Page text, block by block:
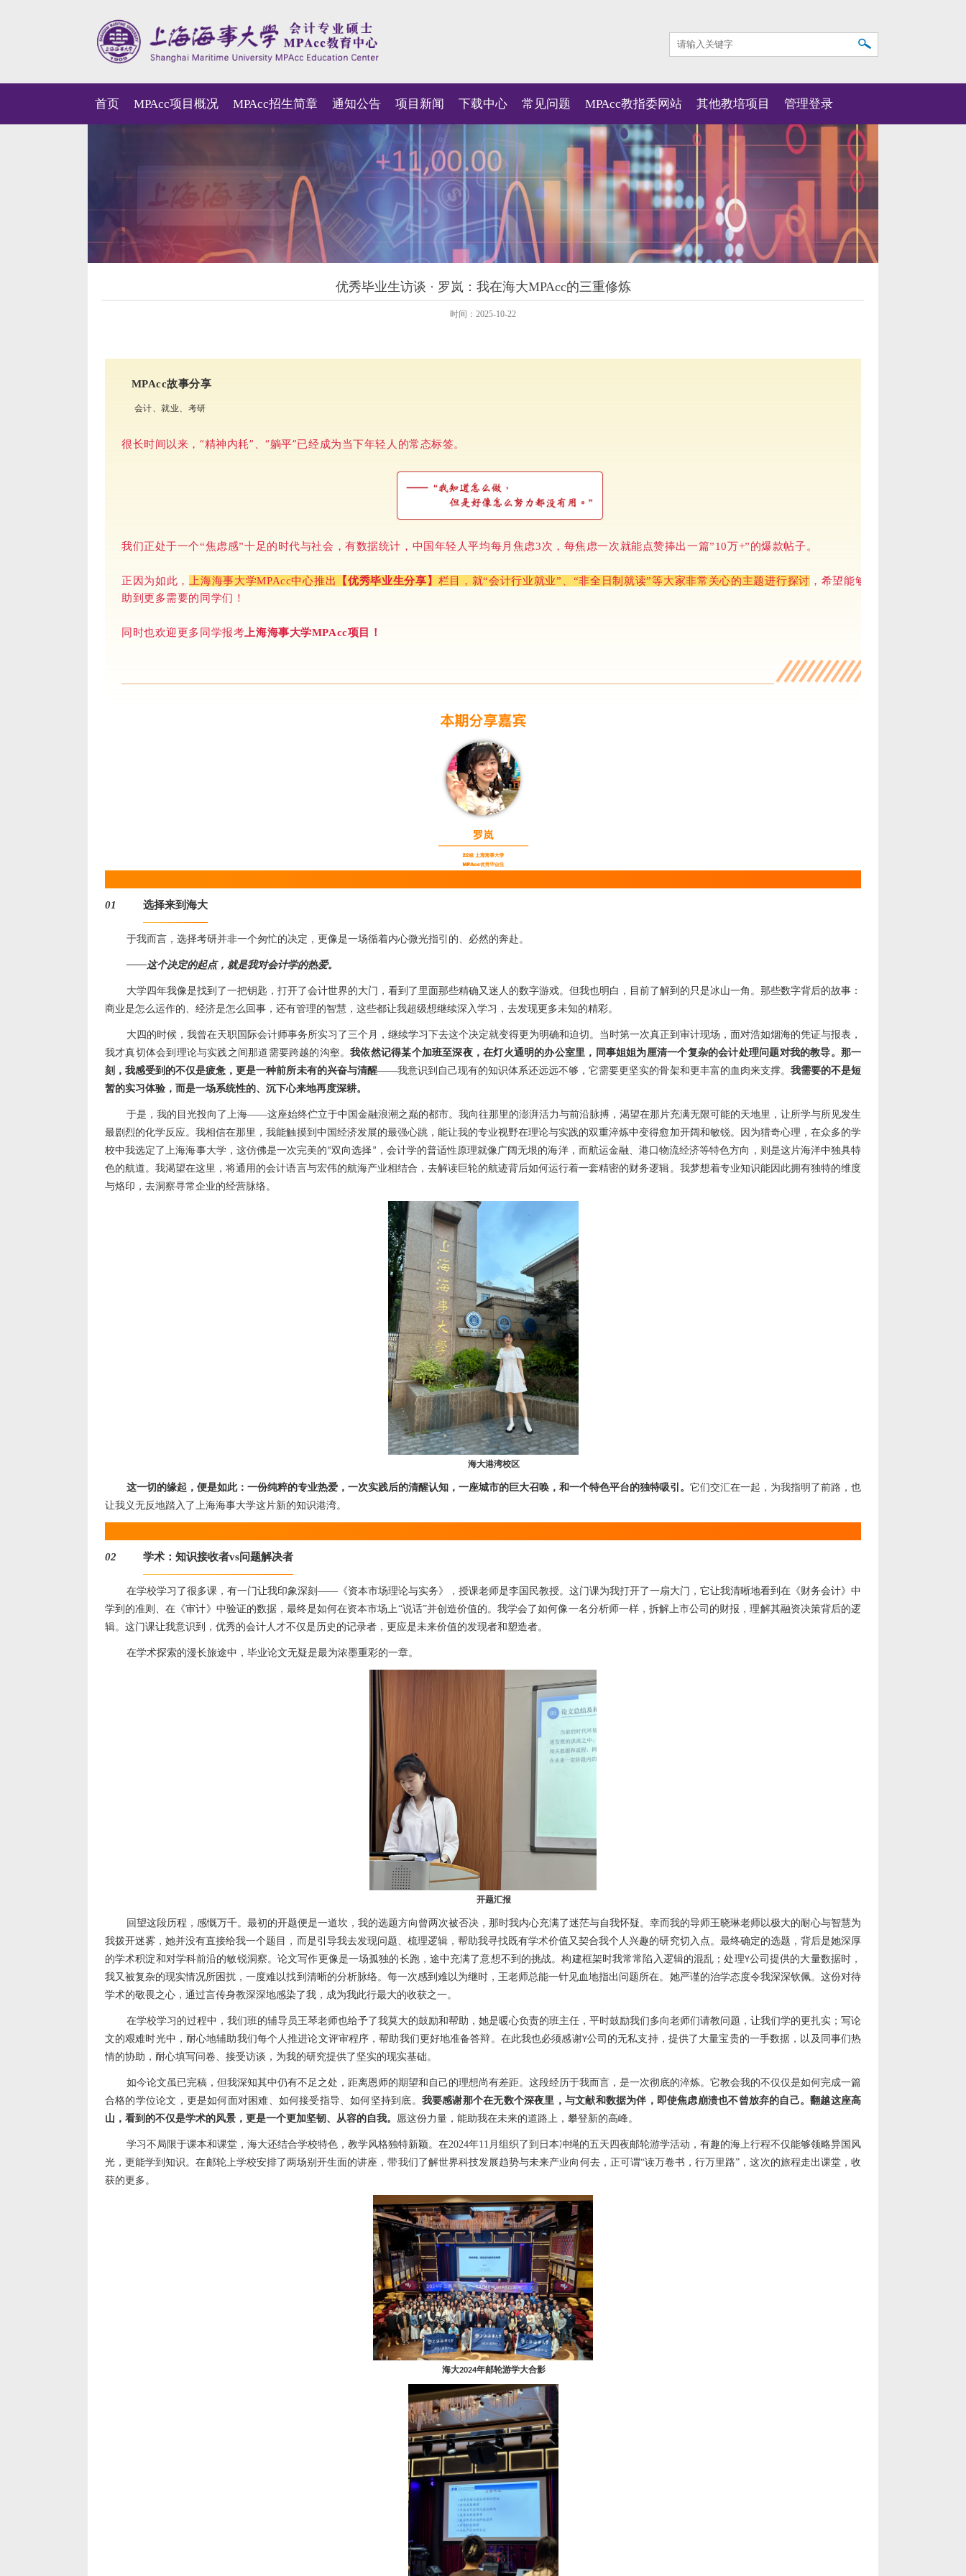
首页 MPAcc项目概况 MPAcc招生简章 通知公告 项目新闻 下载中心 常见问题 MPAcc教指委网站 其他教培项目 管理登录
优秀毕业生访谈 · 罗岚：我在海大MPAcc的三重修炼
时间：2025-10-22
MPAcc故事分享
会计、就业、考研
很长时间以来，“精神内耗”、“躺平”已经成为当下年轻人的常态标签。
我们正处于一个“焦虑感”十足的时代与社会，有数据统计，中国年轻人平均每月焦虑3次，每焦虑一次就能点赞捧出一篇”10万+”的爆款帖子。
正因为如此， 上海海事大学MPAcc中心推出 【优秀毕业生分享】 栏目，就“会计行业就业”、“非全日制就读”等大家非常关心的主题进行探讨 ，希望能够帮
助到更多需要的同学们！
同时也欢迎更多同学报考 上海海事大学MPAcc项目！
01 选择来到海大
于我而言，选择考研并非一个匆忙的决定，更像是一场循着内心微光指引的、必然的奔赴。
——这个决定的起点， 就是我对会计学的热爱。
大学四年我像是找到了一把钥匙，打开了会计世界的大门，看到了里面那些精确又迷人的数字游戏。但我也明白，目前了解到 的只是冰山一角。那些数字背后的故事：
商业是怎么运作的、经济是怎么回事，还有管理的智慧，这些都让我超级想继续深入学习，去发现更多未知的精彩。
大四的时候，我曾在天职国际会计师事务所实习 了三个月 ， 继续学习下去这个决定就变得更为明确和迫切。当 时第一次真正到 审计现场，面对浩如烟海的凭证与报表，
我才真切体会到理论与实践之间那道需要跨越的沟壑。我依然记得某个加班至深夜，在灯火通明的办公室里，同事姐姐 为厘清一个复杂的会计处理问题对我的教导。那一
刻，我感受到的不仅是疲惫，更是一种前所未有的兴奋与清醒——我意识到自己现有的知识体系还远远不够，它需要更坚实的骨架和更丰富的血肉来支撑。 我需要的不是短
暂的实习体验，而是一场系统性的、沉下心来地再度深耕。
于是，我的目光投向了上海——这座始终伫立于中国金融浪潮之巅的都市。我向往那里的澎湃活力与前沿脉搏，渴望在那片充满无限可能的天地里，让所学与所见发生
最剧烈的化学反应。我相信在那里，我能触摸到中国经济发展的最强心跳，能让我的专业视野在理论与实践的双重淬炼中变得愈加开阔和敏锐。
因为猎奇心理， 在众多的学
校中我选定了上海海事大学， 这仿佛是一次完美的“双向选择” ，会计学的普适性原理就像广阔无垠的海洋，而航运金融、港口物流经济等特色方向，则是这片海洋中独具特
色的航道。我渴望在这里，将通用的会计语言与宏伟的航海产业相结合，去解读巨轮的航迹背后如何运行着一套精密的财务逻辑。我梦想着专业知识能因此拥有独特的维度
与烙印， 去洞察寻常企业的经营脉络。
海大港湾校区
这一切的缘起，便是如此：一份纯粹的专业热爱，一次实践后的清醒认知，一座城市的巨大召唤，和一个特色平台的独特吸引。 它们交汇在一起，为我指明了前路，也
让我义无反地踏入了上海海事大学这片新的知识港湾。
02 学术：知识接收者vs问题解决者
在学校学习了很多课，有一门让我印象深刻 ——《资本市场理论与实务》，授课老师是李国民教授。这门课为我打开了一扇大门，它让我清晰地看到在《财务会计》中
学到的准则、在《审计》中验证的数据，最终是如何在资本市场上“说话”并创造价值的。我学会了如何像一名分析师一样，拆解上市公司的财报，理解其融资决策背后的逻
辑。这门课让我意识到，优秀的会计人才不仅是历史的记录者，更应是未来价值的发现者和塑造者。
在学术探索的漫长旅途中，毕业论文无疑是最为浓墨重彩的一章。
开题汇报
回望这段历程，感慨万千。最初的开题便是一道坎，我的选题方向曾两次被否决，那时我内心充满了迷茫与自我怀疑。幸而我的导师王晓琳老师以极大的耐心与智慧为
我拨开迷雾 ，她并没有直接给我一个题目，而是引导我去发现问题、梳理逻辑，帮助我寻找既有学术价值又契合我个人兴趣的研究切入点。最终确定的选题，背后是她深厚
的学术积淀和对学科前沿的敏锐洞察。论文写作更像是一场孤独的长跑，途中充满了意想不到的挑战。构建框架时我常常陷入逻辑的混乱；处理Y公司提供的大量数据时，
我又被复杂的现实情况所困扰，一度难以找到清晰的分析脉络。每一次感到难以为继时，王老师总能一针见血地指出问题所在。她严谨的治学态度令我深深钦佩。这份对待
学术的敬畏之心，通过言传身教深深地感染了我，成为我此行最大的收获之一。
在学校学习的过程中，我们班的辅导员王琴老师也给予了我莫大的鼓励和帮助，她是暖心负责的班主任，平时鼓励我们多向老师们请教问题，让我们学的更扎实；写论
文的艰难时光中，耐心地辅助我们每个人推进论文评审程序，帮助我们更好地准备答辩。 在此我也必须感谢Y公司的无私支持，提供了大量宝贵的一手数据，以及同事们热
情的协助，耐心填写问卷、接受访谈，为我的研究提供了坚实的现实基础。
如今论文虽已完稿，但我深知其中仍有不足之处，距离恩师的期望和自己的理想尚有差距。这段经历于我而言，是一次彻底的淬炼。它教会我的不仅仅是如何完成一篇
合格的学位论文，更是如何面对困难、如何接受指导、如何坚持到底。 我要感谢那个在无数个深夜里，与文献和数据为伴，即使焦虑崩溃也不曾放弃的自己。翻越这座高
山，看到的不仅是学术的风景，更是一个更加坚韧、从容的自我。 愿这份力量，能助我在未来的道路上，攀登新的高峰。
学习不局限于课本和课堂，海大还结合学校特色，教学风格独特新颖。在2024年11月组织了到日本冲绳的五天四夜邮轮游学活动，有趣的海上行程不仅能够领略异国风
光，更能学到知识。在邮轮上学校安排了两场别开生面的讲座，带我们了解世界科技发展趋势与未来产业向何去，正可谓“读万卷书，行万里路”，这次的旅程走出课堂，收
获的更多。
海大2024年邮轮游学大合影